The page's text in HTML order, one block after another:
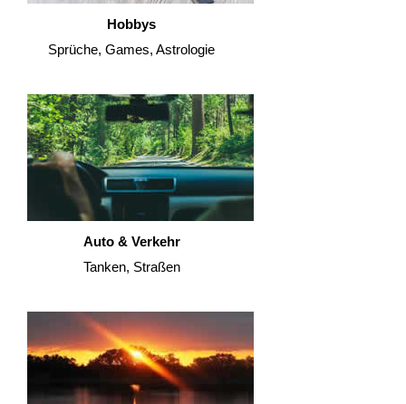
Hobbys
Sprüche, Games, Astrologie
Auto & Verkehr
Tanken, Straßen